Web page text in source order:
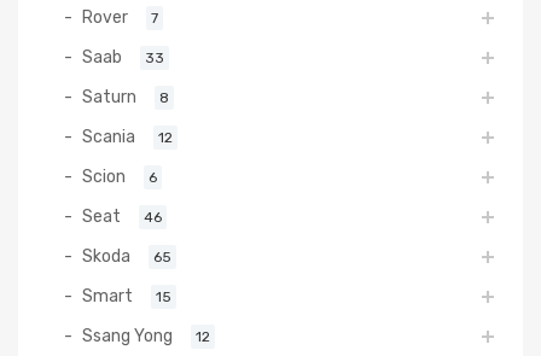
Rover 7
Saab 33
Saturn 8
Scania 12
Scion 6
Seat 46
Skoda 65
Smart 15
Ssang Yong 12